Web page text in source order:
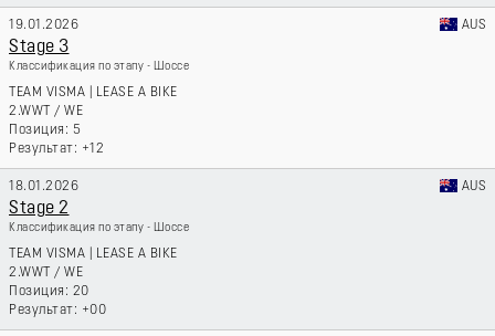
19.01.2026 AUS
Stage 3
Классификация по этапу - Шоссе
TEAM VISMA | LEASE A BIKE
2.WWT / WE
5
+12
18.01.2026 AUS
Stage 2
Классификация по этапу - Шоссе
TEAM VISMA | LEASE A BIKE
2.WWT / WE
20
+00